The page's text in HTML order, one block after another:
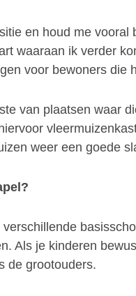
en houd me
waaraan ik verder
voor bewoners die
van plaatsen waar
weer een goede
verschillende
Als je kinderen
de grootouders.